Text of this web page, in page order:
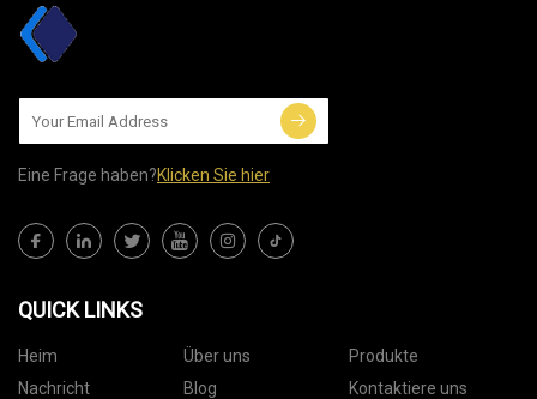
Eine Frage haben?Klicken Sie hier
QUICK LINKS
Heim Über uns
Produkte
Nachricht
Blog Kontaktiere uns